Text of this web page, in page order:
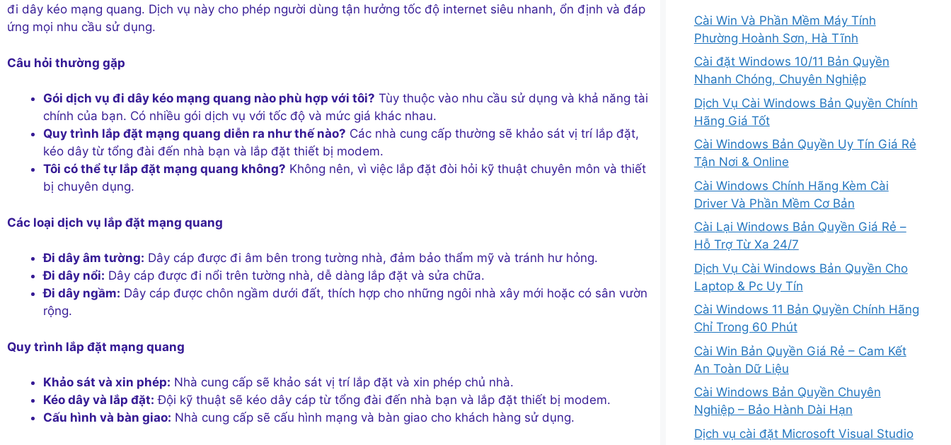
đi dây kéo mạng quang. Dịch vụ này cho phép người dùng tận hưởng tốc độ internet siêu nhanh, ổn định và đáp
ứng mọi nhu cầu sử dụng.
Câu hỏi thường gặp
Gói dịch vụ đi dây kéo mạng quang nào phù hợp với tôi? Tùy thuộc vào nhu cầu sử dụng và khả năng tài
chính của bạn. Có nhiều gói dịch vụ với tốc độ và mức giá khác nhau.
Quy trình lắp đặt mạng quang diễn ra như thế nào? Các nhà cung cấp thường sẽ khảo sát vị trí lắp đặt,
kéo dây từ tổng đài đến nhà bạn và lắp đặt thiết bị modem.
Tôi có thể tự lắp đặt mạng quang không? Không nên, vì việc lắp đặt đòi hỏi kỹ thuật chuyên môn và thiết
bị chuyên dụng.
Các loại dịch vụ lắp đặt mạng quang
Đi dây âm tường: Dây cáp được đi âm bên trong tường nhà, đảm bảo thẩm mỹ và tránh hư hỏng.
Đi dây nổi: Dây cáp được đi nổi trên tường nhà, dễ dàng lắp đặt và sửa chữa.
Đi dây ngầm: Dây cáp được chôn ngầm dưới đất, thích hợp cho những ngôi nhà xây mới hoặc có sân vườn
rộng.
Quy trình lắp đặt mạng quang
Khảo sát và xin phép: Nhà cung cấp sẽ khảo sát vị trí lắp đặt và xin phép chủ nhà.
Kéo dây và lắp đặt: Đội kỹ thuật sẽ kéo dây cáp từ tổng đài đến nhà bạn và lắp đặt thiết bị modem.
Cấu hình và bàn giao: Nhà cung cấp sẽ cấu hình mạng và bàn giao cho khách hàng sử dụng.
Cài Win Và Phần Mềm Máy Tính
Phường Hoành Sơn, Hà Tĩnh
Cài đặt Windows 10/11 Bản Quyền
Nhanh Chóng, Chuyên Nghiệp
Dịch Vụ Cài Windows Bản Quyền Chính
Hãng Giá Tốt
Cài Windows Bản Quyền Uy Tín Giá Rẻ
Tận Nơi & Online
Cài Windows Chính Hãng Kèm Cài
Driver Và Phần Mềm Cơ Bản
Cài Lại Windows Bản Quyền Giá Rẻ –
Hỗ Trợ Từ Xa 24/7
Dịch Vụ Cài Windows Bản Quyền Cho
Laptop & Pc Uy Tín
Cài Windows 11 Bản Quyền Chính Hãng
Chỉ Trong 60 Phút
Cài Win Bản Quyền Giá Rẻ – Cam Kết
An Toàn Dữ Liệu
Cài Windows Bản Quyền Chuyên
Nghiệp – Bảo Hành Dài Hạn
Dịch vụ cài đặt Microsoft Visual Studio